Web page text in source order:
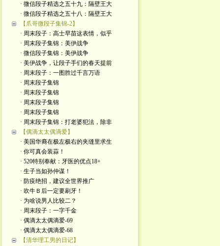
· 微信段子精选之五十九：隔壁王大
· 微信段子精选之五十八：隔壁王大
【爪哥微段子集锦-2】
· 周末段子：高士早苗这表情，似乎
· 周末段子集锦：美伊战争
· 微信段子集锦：美伊战争
· 美伊战争，让段子手们的春天提前
· 周末段子：一图胜过千言万语
· 周末段子集锦
· 周末段子集锦
· 周末段子集锦
· 周末段子集锦
· 周末段子集锦：打老婆犯法，除非
【偶滴太太偶滴爱】
· 美国华裔在极左极右的夹缝里求生
· 你可真会装蒜！
· 520特别奉献：牙医的优点18+
· 生子当如孙仲谋！
· 防疫绝招，建议全世界推广
· 吹牛Ｂ后一定要刷牙！
· 为啥说男人比较二？
· 周末段子：一字千金
· 偶滴太太偶滴爱-69
· 偶滴太太偶滴爱-68
【清华理工男的日记】